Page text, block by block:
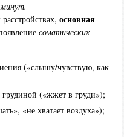
основная
соматических
(«слышу/чувствую, как
(«жжет в груди»);
«не хватает воздуха»);